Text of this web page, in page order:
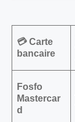
💳 Carte
bancaire
Fosfo
Mastercar
d